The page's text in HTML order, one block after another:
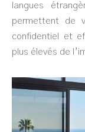
langues
permettent de
confidentiel et
plus élevés de